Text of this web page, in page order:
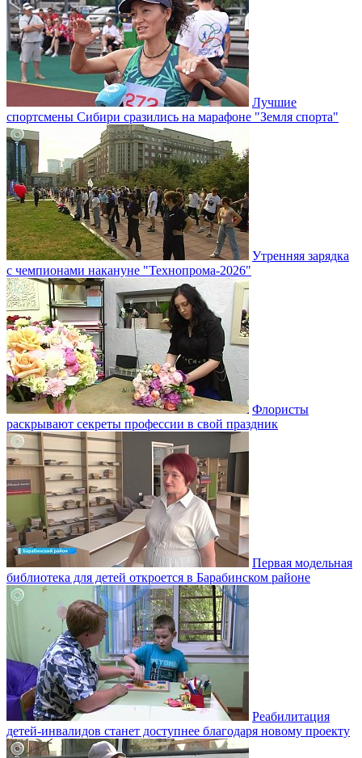
Лучшие
спортсмены Сибири сразились на марафоне "Земля спорта"
Утренняя зарядка
с чемпионами накануне "Технопрома-2026"
Флористы
раскрывают секреты профессии в свой праздник
Первая модельная
библиотека для детей откроется в Барабинском районе
Реабилитация
детей-инвалидов станет доступнее благодаря новому проекту